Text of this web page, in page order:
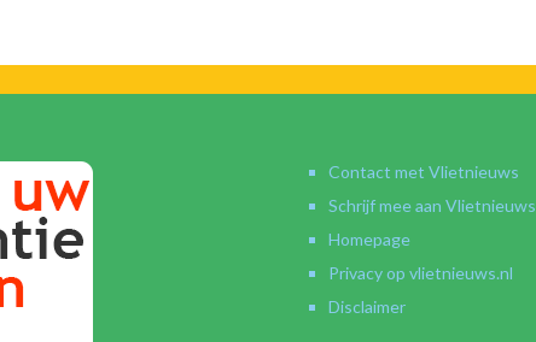
Contact met Vlietnieuws
Schrijf mee aan Vlietnieuws
Homepage
Privacy op vlietnieuws.nl
Disclaimer